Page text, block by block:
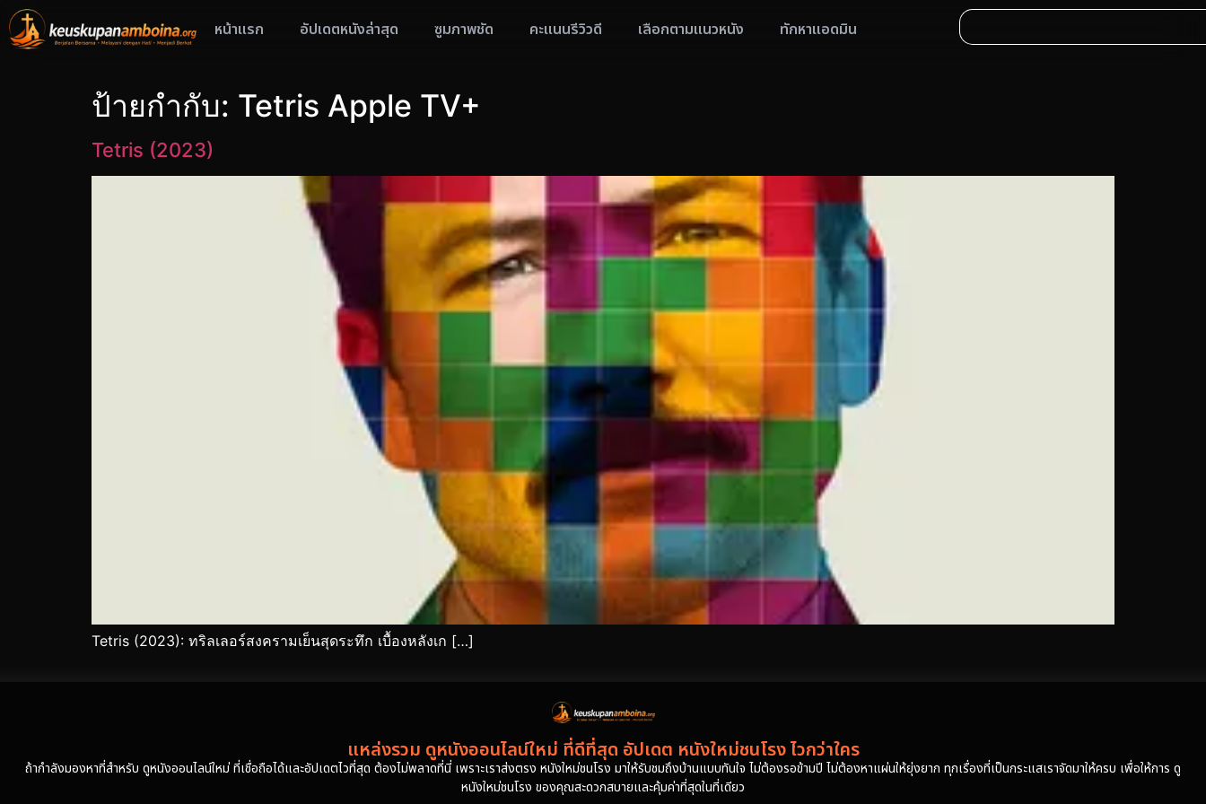
หน้าแรก อัปเดตหนังล่าสุด ซูมภาพชัด คะแนนรีวิวดี เลือกตามแนวหนัง ทักหาแอดมิน
ป้ายกำกับ: Tetris Apple TV+
Tetris (2023)
Tetris (2023): ทริลเลอร์สงครามเย็นสุดระทึก เบื้องหลังเก […]
แหล่งรวม ดูหนังออนไลน์ใหม่ ที่ดีที่สุด อัปเดต หนังใหม่ชนโรง ไวกว่าใคร
ถ้ากำลังมองหาที่สำหรับ ดูหนังออนไลน์ใหม่ ที่เชื่อถือได้และอัปเดตไวที่สุด ต้องไม่พลาดที่นี่ เพราะเราส่งตรง หนังใหม่ชนโรง มาให้รับชมถึงบ้านแบบทันใจ ไม่ต้องรอข้ามปี ไม่ต้องหาแผ่นให้ยุ่งยาก ทุกเรื่องที่เป็นกระแสเราจัดมาให้ครบ เพื่อให้การ ดู
หนังใหม่ชนโรง ของคุณสะดวกสบายและคุ้มค่าที่สุดในที่เดียว